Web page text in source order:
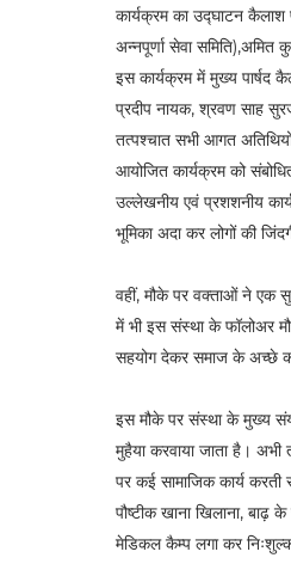
कार्यक्रम का उद्घाटन कैलाश
अन्नपूर्णा सेवा समिति),अमित
इस कार्यक्रम में मुख्य पार्षद
प्रदीप नायक, श्रवण साह सुरज
तत्पश्चात सभी आगत अतिथियों
आयोजित कार्यक्रम को
उल्लेखनीय एवं प्रशशनीय
भूमिका अदा कर लोगों की
वहीं, मौके पर वक्ताओं ने एक
में भी इस संस्था के फॉलोअर
सहयोग देकर समाज के अच्छे
इस मौके पर संस्था के मुख्य
मुहैया करवाया जाता है। अभी
पर कई सामाजिक कार्य
पौष्टीक खाना खिलाना, बाढ़
मेडिकल कैम्प लगा कर निःशुल्क